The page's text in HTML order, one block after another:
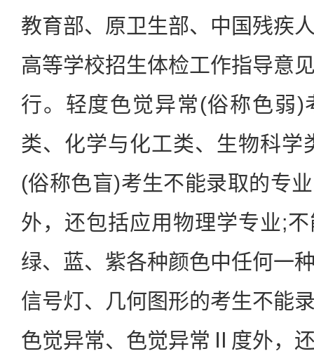
教育部、原卫生部、中国残疾
高等学校招生体检工作指导意
行。轻度色觉异常(俗称色弱)
类、化学与化工类、生物科
(俗称色盲)考生不能录取的专
外，还包括应用物理学专业;
绿、蓝、紫各种颜色中任何一
信号灯、几何图形的考生不能
色觉异常、色觉异常Ⅱ度外，